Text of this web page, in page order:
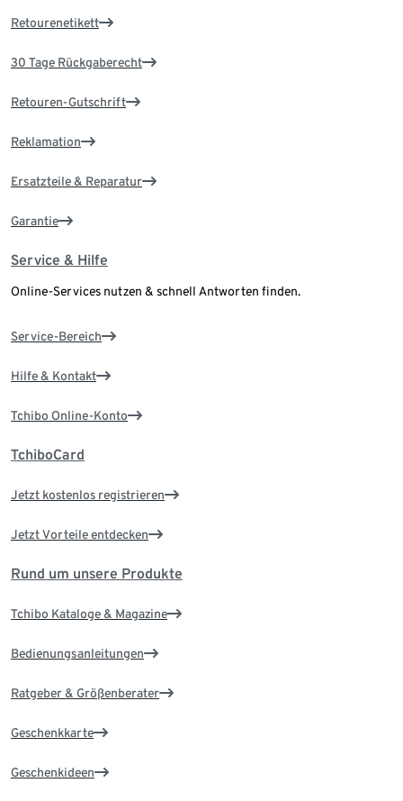
Retourenetikett
30 Tage Rückgaberecht
Retouren-Gutschrift
Reklamation
Ersatzteile & Reparatur
Garantie
Service & Hilfe
Online-Services nutzen & schnell Antworten finden.
Service-Bereich
Hilfe & Kontakt
Tchibo Online-Konto
TchiboCard
Jetzt kostenlos registrieren
Jetzt Vorteile entdecken
Rund um unsere Produkte
Tchibo Kataloge & Magazine
Bedienungsanleitungen
Ratgeber & Größenberater
Geschenkkarte
Geschenkideen